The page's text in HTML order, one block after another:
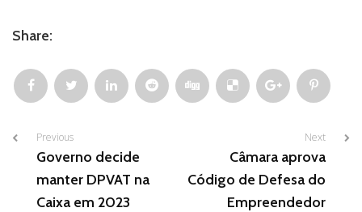
Share:
Previous
Governo decide
manter DPVAT na
Caixa em 2023
Next
Câmara aprova
Código de Defesa do
Empreendedor